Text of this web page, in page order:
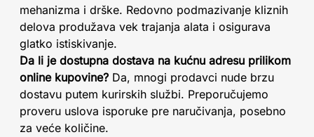
mehanizma i drške. Redovno podmazivanje kliznih
delova produžava vek trajanja alata i osigurava
glatko istiskivanje.
Da li je dostupna dostava na kućnu adresu prilikom
online kupovine? Da, mnogi prodavci nude brzu
dostavu putem kurirskih službi. Preporučujemo
proveru uslova isporuke pre naručivanja, posebno
za veće količine.